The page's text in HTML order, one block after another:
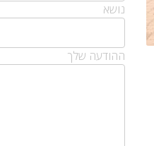
נושא
ההודעה שלך